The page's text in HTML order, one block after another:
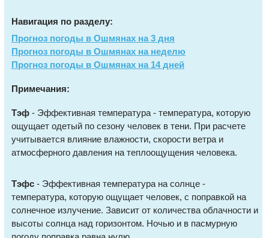
Навигация по разделу:
Прогноз погоды в Ошмянах на 3 дня
Прогноз погоды в Ошмянах на неделю
Прогноз погоды в Ошмянах на 14 дней
Примечания:
Тэф - Эффективная температура - температура, которую
ощущает одетый по сезону человек в тени. При расчете
учитывается влияние влажности, скорости ветра и
атмосферного давления на теплоощущения человека.
Тэфс - Эффективная температура на солнце -
температура, которую ощущает человек, с поправкой на
солнечное излучение. Зависит от количества облачности и
высоты солнца над горизонтом. Ночью и в пасмурную